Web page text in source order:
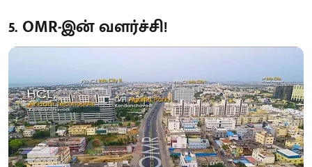
5. OMR-இன் வளர்ச்சி!